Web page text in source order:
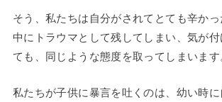
そう、私たちは自分がされてとても辛か
中にトラウマとして残してしまい、気が
ても、同じような態度を取ってしまいます
私たちが子供に暴言を吐くのは、幼い時に